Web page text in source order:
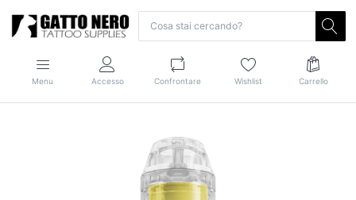
Menu Accesso Confrontare Wishlist Carrello